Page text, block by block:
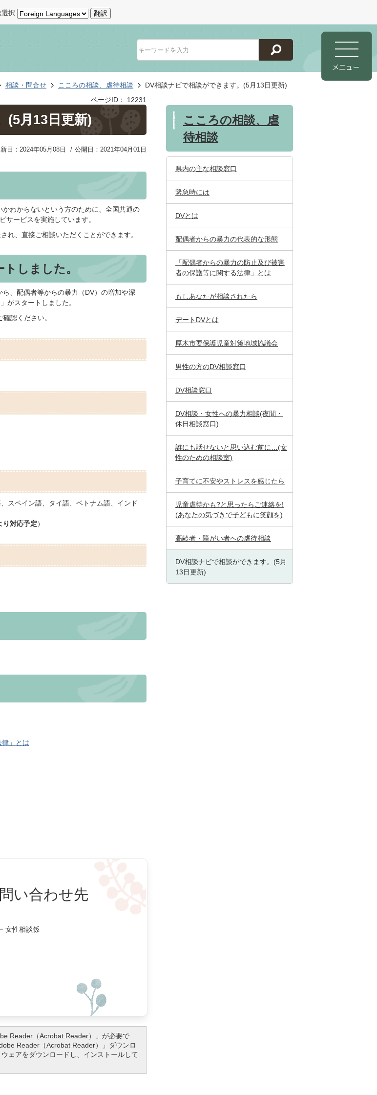
択 翻訳
相談・問合せ こころの相談、虐待相談
DV相談ナビで相談ができます。(5月13日更新)
ページID：
12231
(5月13日更新)
日：2024年05月08日 公開日：2021年04月01日
わからないという方のために、全国共通の
サービスを実施しています。
れ、直接ご相談いただくことができます。
しました。
、配偶者等からの暴力（DV）の増加や深
がスタートしました。
認ください。
スペイン語、タイ語、ベトナム語、インド
り対応予定）
律」とは
い合わせ先
女性相談係
Reader（Acrobat Reader）」が必要で
Reader（Acrobat Reader）」ダウンロ
ェアをダウンロードし、インストールして
こころの相談、虐
待相談
県内の主な相談窓口
緊急時には
DVとは
配偶者からの暴力の代表的な形態
「配偶者からの暴力の防止及び被害
者の保護等に関する法律」とは
もしあなたが相談されたら
デートDVとは
厚木市要保護児童対策地域協議会
男性の方のDV相談窓口
DV相談窓口
DV相談・女性への暴力相談(夜間・
休日相談窓口)
誰にも話せないと思い込む前に…(女
性のための相談室)
子育てに不安やストレスを感じたら
児童虐待かも?と思ったらご連絡を!
(あなたの気づきで子どもに笑顔を)
高齢者・障がい者への虐待相談
DV相談ナビで相談ができます。(5月
13日更新)